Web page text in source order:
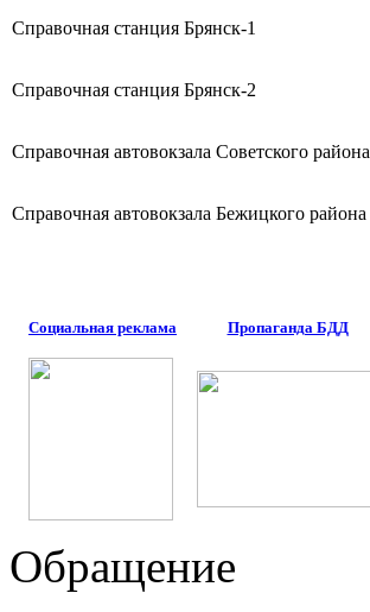
Справочная станция Брянск-1
Справочная станция Брянск-2
Справочная автовокзала Советского района
Справочная автовокзала Бежицкого района
Социальная реклама Пропаганда БДД
Обращение